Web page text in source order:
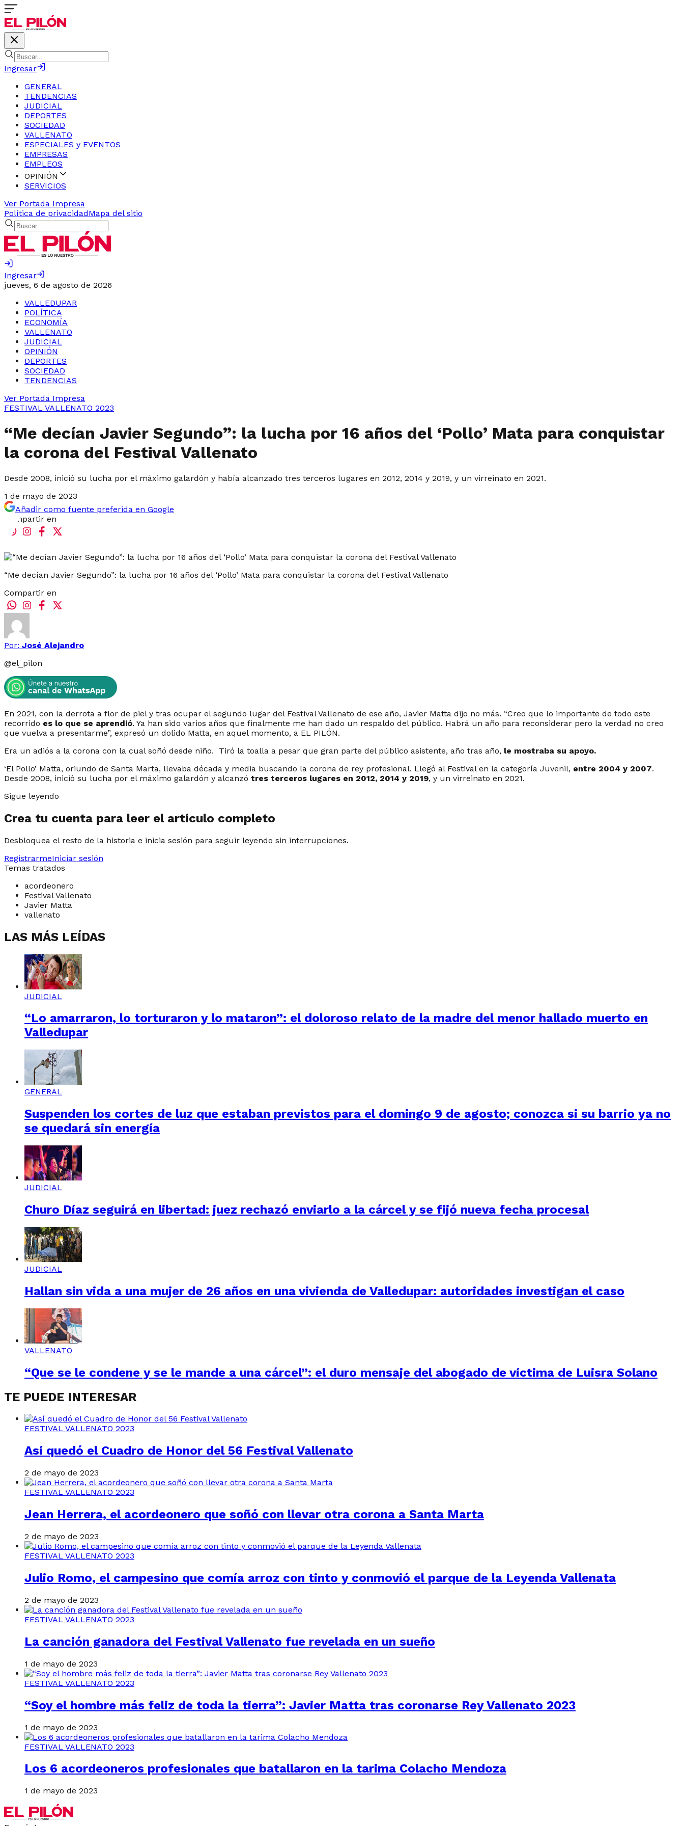
Ingresar
GENERAL
TENDENCIAS
JUDICIAL
DEPORTES
SOCIEDAD
VALLENATO
ESPECIALES y EVENTOS
EMPRESAS
EMPLEOS
OPINIÓN
SERVICIOS
Ver Portada Impresa
Política de privacidadMapa del sitio
Ingresar
jueves, 6 de agosto de 2026
VALLEDUPAR
POLÍTICA
ECONOMÍA
VALLENATO
JUDICIAL
OPINIÓN
DEPORTES
SOCIEDAD
TENDENCIAS
Ver Portada Impresa
FESTIVAL VALLENATO 2023
“Me decían Javier Segundo”: la lucha por 16 años del ‘Pollo’ Mata para conquistar
la corona del Festival Vallenato
Desde 2008, inició su lucha por el máximo galardón y había alcanzado tres terceros lugares en 2012, 2014 y 2019, y un virreinato en 2021.
1 de mayo de 2023
Añadir como fuente preferida en Google
Compartir en
“Me decían Javier Segundo”: la lucha por 16 años del ‘Pollo’ Mata para conquistar la corona del Festival Vallenato
Compartir en
Por: José Alejandro
@el_pilon
En 2021, con la derrota a flor de piel y tras ocupar el segundo lugar del Festival Vallenato de ese año, Javier Matta dijo no más. “Creo que lo importante de todo este
recorrido es lo que se aprendió. Ya han sido varios años que finalmente me han dado un respaldo del público. Habrá un año para reconsiderar pero la verdad no creo
que vuelva a presentarme”, expresó un dolido Matta, en aquel momento, a EL PILÓN.
Era un adiós a la corona con la cual soñó desde niño. Tiró la toalla a pesar que gran parte del público asistente, año tras año, le mostraba su apoyo.
‘El Pollo’ Matta, oriundo de Santa Marta, llevaba década y media buscando la corona de rey profesional. Llegó al Festival en la categoría Juvenil, entre 2004 y 2007.
Desde 2008, inició su lucha por el máximo galardón y alcanzó tres terceros lugares en 2012, 2014 y 2019, y un virreinato en 2021.
Sigue leyendo
Crea tu cuenta para leer el artículo completo
Desbloquea el resto de la historia e inicia sesión para seguir leyendo sin interrupciones.
RegistrarmeIniciar sesión
Temas tratados
acordeonero
Festival Vallenato
Javier Matta
vallenato
LAS MÁS LEÍDAS
JUDICIAL
“Lo amarraron, lo torturaron y lo mataron”: el doloroso relato de la madre del menor hallado muerto en
Valledupar
GENERAL
Suspenden los cortes de luz que estaban previstos para el domingo 9 de agosto; conozca si su barrio ya no
se quedará sin energía
JUDICIAL
Churo Díaz seguirá en libertad: juez rechazó enviarlo a la cárcel y se fijó nueva fecha procesal
JUDICIAL
Hallan sin vida a una mujer de 26 años en una vivienda de Valledupar: autoridades investigan el caso
VALLENATO
“Que se le condene y se le mande a una cárcel”: el duro mensaje del abogado de víctima de Luisra Solano
TE PUEDE INTERESAR
FESTIVAL VALLENATO 2023
Así quedó el Cuadro de Honor del 56 Festival Vallenato
2 de mayo de 2023
FESTIVAL VALLENATO 2023
Jean Herrera, el acordeonero que soñó con llevar otra corona a Santa Marta
2 de mayo de 2023
FESTIVAL VALLENATO 2023
Julio Romo, el campesino que comía arroz con tinto y conmovió el parque de la Leyenda Vallenata
2 de mayo de 2023
FESTIVAL VALLENATO 2023
La canción ganadora del Festival Vallenato fue revelada en un sueño
1 de mayo de 2023
FESTIVAL VALLENATO 2023
“Soy el hombre más feliz de toda la tierra”: Javier Matta tras coronarse Rey Vallenato 2023
1 de mayo de 2023
FESTIVAL VALLENATO 2023
Los 6 acordeoneros profesionales que batallaron en la tarima Colacho Mendoza
1 de mayo de 2023